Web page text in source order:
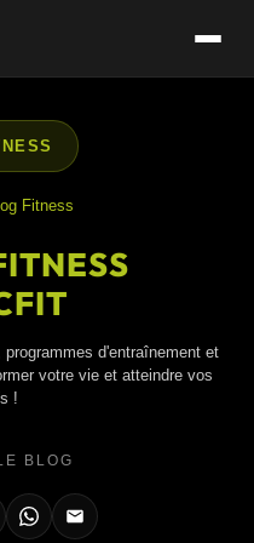
Fitness
d'entraînement et
votre vie et atteindre vos
!
BLOG